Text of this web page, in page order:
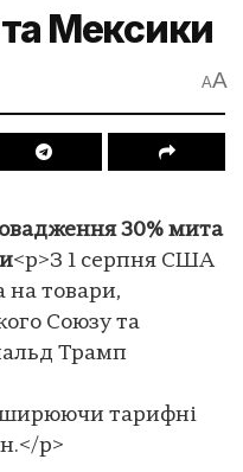
Мексики
AA
30% мита
<p>З 1 серпня США
на товари,
Союзу та
Трамп
тарифні
p>